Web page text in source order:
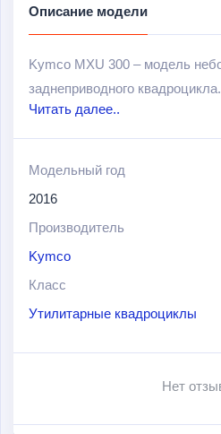
Описание модели
Kymco MXU 300 – модель
заднеприводного
4х-тактным 1-цилиндровым
см3, мощность 19 л.с) с
Технические характеристики
устойчивость) позволяют
Читать далее..
Модельный год
2016
Производитель
Kymco
Класс
Утилитарные квадроциклы
Нет